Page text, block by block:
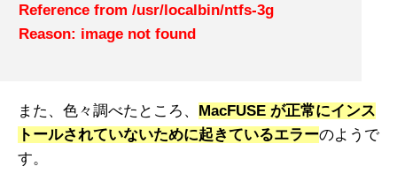
Reference from /usr/localbin/ntfs-3g
Reason: image not found
また、色々調べたところ、 MacFUSE が正常にインス
トールされていないために起きているエラーのようで
す。